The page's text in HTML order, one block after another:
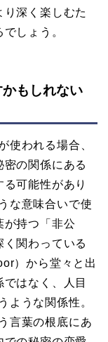
深く楽しむた
しょう。
もしれない
使われる場合、
の関係にある
可能性があり
な意味合いで使
が持つ「非公
関わっている
）から堂々と出
はなく、人目
ような関係性。
言葉の根底にあ